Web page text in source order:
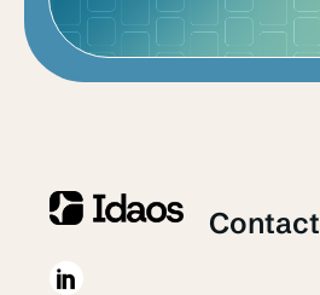
Contact